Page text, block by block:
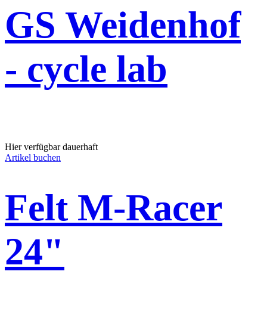
GS Weidenhof
- cycle lab
Hier verfügbar dauerhaft
Artikel buchen
Felt M-Racer
24"